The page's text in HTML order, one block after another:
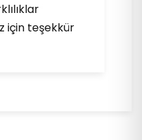
için teşekkür